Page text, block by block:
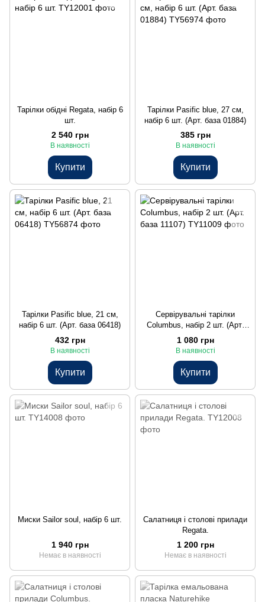
Тарілки обідні Regata, набір 6
шт.
2 540 грн
В наявності
Купити
Тарілки Pasific blue, 27 см,
набір 6 шт. (Арт. база 01884)
385 грн
В наявності
Купити
Тарілки Pasific blue, 21 см,
набір 6 шт. (Арт. база 06418)
432 грн
В наявності
Купити
Сервірувальні тарілки
Columbus, набір 2 шт. (Арт.
база 11107)
1 080 грн
В наявності
Купити
Миски Sailor soul, набір 6 шт.
1 940 грн
Немає в наявності
Салатниця і столові прилади
Regata.
1 200 грн
Немає в наявності